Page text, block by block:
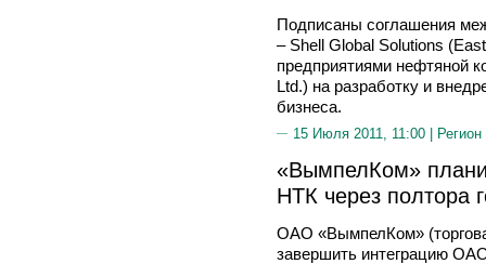
Подписаны соглашения
– Shell Global Solutions
предприятиями нефтяной
Ltd.) на разработку и
бизнеса.
15 Июля 2011, 11:00 |
«ВымпелКом»
НТК через полтора
ОАО «ВымпелКом»
завершить интеграцию